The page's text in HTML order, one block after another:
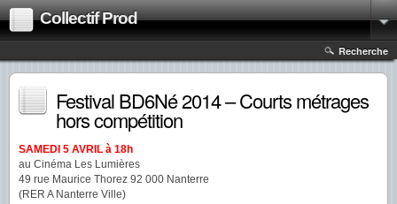
Collectif Prod
Recherche
Festival BD6Né 2014 – Courts métrages
hors compétition
SAMEDI 5 AVRIL à 18h
au Cinéma Les Lumières
49 rue Maurice Thorez 92 000 Nanterre
(RER A Nanterre Ville)